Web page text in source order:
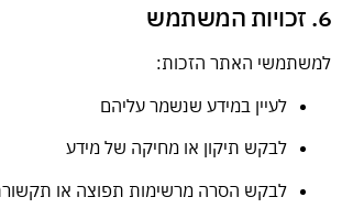
6. זכויות המשתמש
למשתמשי האתר הזכות:
לעיין במידע שנשמר עליהם
לבקש תיקון או מחיקה של מידע
לבקש הסרה מרשימות תפוצה או